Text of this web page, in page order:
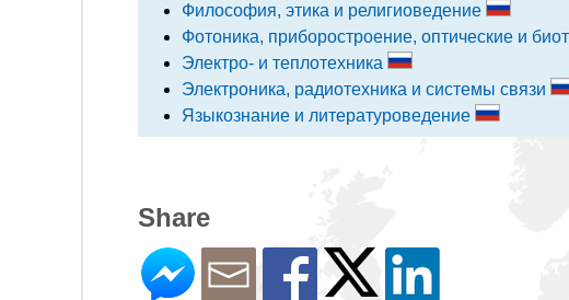
Философия, этика и религиоведение
Фотоника, приборостроение, оптические и
Электро- и теплотехника
Электроника, радиотехника и системы связи
Языкознание и литературоведение
Share